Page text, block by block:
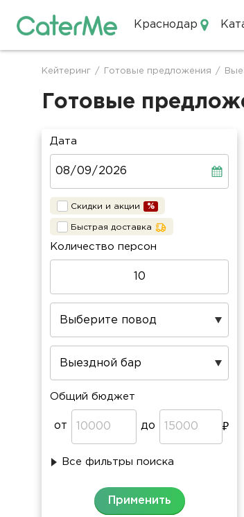
Краснодар
Строка
навигации
Кейтеринг / Готовые предложения /
Готовые
Дата
Скидки и акции
Быстрая доставка
Количество персон
Общий бюджет
от до
Все фильтры поиска